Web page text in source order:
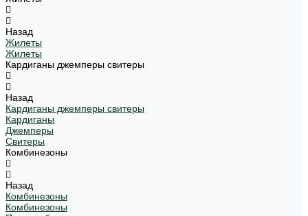
Назад
Жилеты
Жилеты
Кардиганы джемперы свитеры
Назад
Кардиганы джемперы свитеры
Кардиганы
Джемперы
Свитеры
Комбинезоны
Назад
Комбинезоны
Комбинезоны